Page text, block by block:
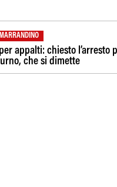
appalti: chiesto l’arresto
che si dimette